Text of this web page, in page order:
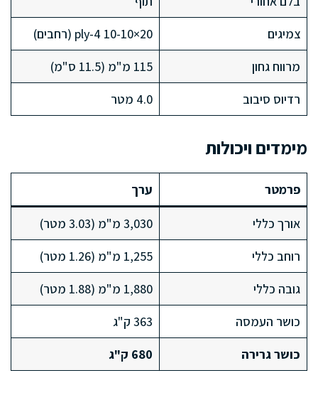
צמיגים
20×10-10 4-ply (רחבים)
מרווח גחון
115 מ"מ (11.5 ס"מ)
רדיוס סיבוב
4.0 מטר
מימדים ויכולות
פרמטר ערך
אורך כללי
3,030 מ"מ (3.03 מטר)
רוחב כללי
1,255 מ"מ (1.26 מטר)
גובה כללי
1,880 מ"מ (1.88 מטר)
כושר העמסה
363 ק"ג
כושר גרירה
680 ק"ג